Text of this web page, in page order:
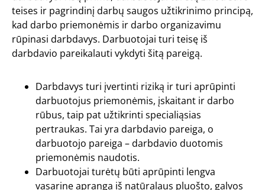
teises ir pagrindinį darbų saugos užtikrinimo principą,
kad darbo priemonėmis ir darbo organizavimu
rūpinasi darbdavys. Darbuotojai turi teisę iš
darbdavio pareikalauti vykdyti šitą pareigą.
Darbdavys turi įvertinti riziką ir turi aprūpinti
darbuotojus priemonėmis, įskaitant ir darbo
rūbus, taip pat užtikrinti specialiąsias
pertraukas. Tai yra darbdavio pareiga, o
darbuotojo pareiga – darbdavio duotomis
priemonėmis naudotis.
Darbuotojai turėtų būti aprūpinti lengva
vasarine apranga iš natūralaus pluošto, galvos